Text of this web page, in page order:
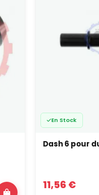
En Stock
Dash 6 pour
11,56 €